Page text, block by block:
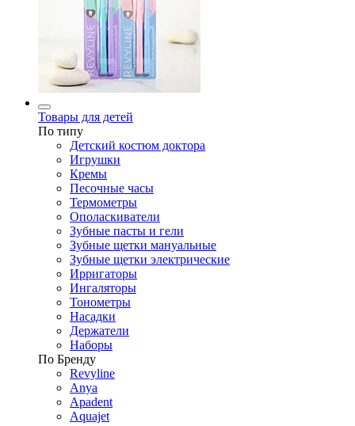
Товары для детей
По типу
Детский костюм доктора
Игрушки
Кремы
Песочные часы
Термометры
Ополаскиватели
Зубные пасты и гели
Зубные щетки мануальные
Зубные щетки электрические
Ирригаторы
Ингаляторы
Тонометры
Насадки
Держатели
Наборы
По Бренду
Revyline
Anya
Apadent
Aquajet